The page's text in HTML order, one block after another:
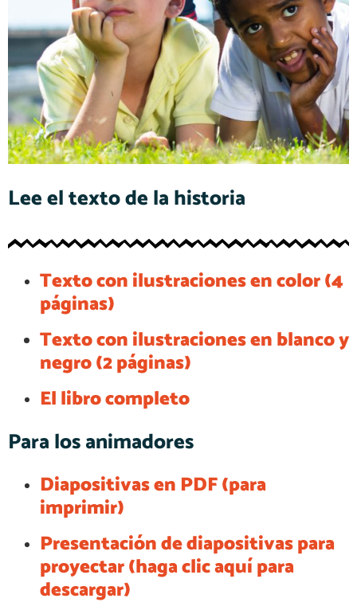
Lee el texto de la historia
Texto con ilustraciones en color (4
páginas)
Texto con ilustraciones en blanco y
negro (2 páginas)
El libro completo
Para los animadores
Diapositivas en PDF (para
imprimir)
Presentación de diapositivas para
proyectar (haga clic aquí para
descargar)